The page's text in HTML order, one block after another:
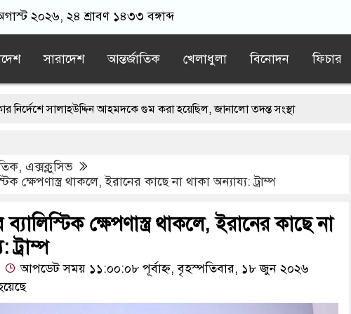
২০২৬, ২৪ শ্রাবণ ১৪৩৩ বঙ্গাব্দ
সারাদেশ আন্তর্জাতিক খেলাধুলা বিনোদন ফিচার
আহমদকে গুম করা হয়েছিল, জানালো তদন্ত সংস্থা
ভারতে পৌঁছান- সাবেক স্বরাষ্ট্রমন্ত্রী আসাদুজ্জামান খান
বাবা মারা গেছেন
, এক্সক্লুসিভ
ক্ষেপণাস্ত্র থাকলে, ইরানের কাছে না থাকা অন্যায্য: ট্রাম্প
ব্যালিস্টিক ক্ষেপণাস্ত্র থাকলে, ইরানের কাছে না
ট্রাম্প
আপডেট সময় ১১:০০:০৮ পূর্বাহ্ন, বৃহস্পতিবার, ১৮ জুন ২০২৬